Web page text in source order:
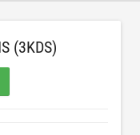
(3KDS)